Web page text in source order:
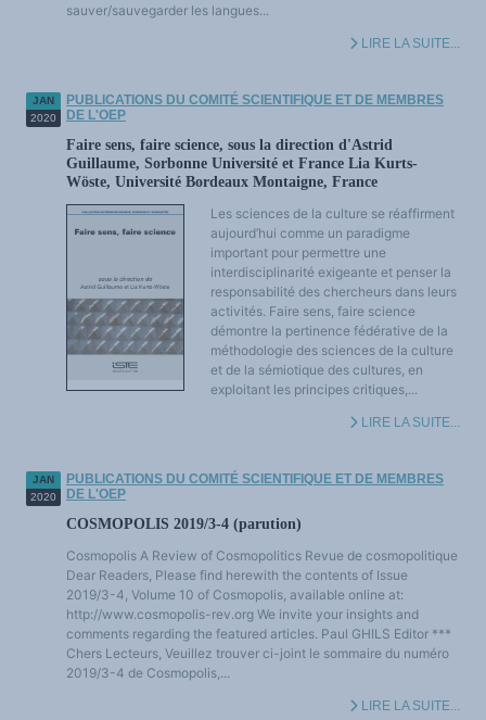
sauver/sauvegarder les langues...
LIRE LA SUITE...
JAN
2020
PUBLICATIONS DU COMITÉ SCIENTIFIQUE ET DE MEMBRES
DE L'OEP
Faire sens, faire science, sous la direction d'Astrid
Guillaume, Sorbonne Université et France Lia Kurts-
Wöste, Université Bordeaux Montaigne, France
Les sciences de la culture se réaffirment
aujourd’hui comme un paradigme
important pour permettre une
interdisciplinarité exigeante et penser la
responsabilité des chercheurs dans leurs
activités. Faire sens, faire science
démontre la pertinence fédérative de la
méthodologie des sciences de la culture
et de la sémiotique des cultures, en
exploitant les principes critiques,...
LIRE LA SUITE...
JAN
2020
PUBLICATIONS DU COMITÉ SCIENTIFIQUE ET DE MEMBRES
DE L'OEP
COSMOPOLIS 2019/3-4 (parution)
Cosmopolis A Review of Cosmopolitics Revue de cosmopolitique
Dear Readers, Please find herewith the contents of Issue
2019/3-4, Volume 10 of Cosmopolis, available online at:
http://www.cosmopolis-rev.org We invite your insights and
comments regarding the featured articles. Paul GHILS Editor ***
Chers Lecteurs, Veuillez trouver ci-joint le sommaire du numéro
2019/3-4 de Cosmopolis,...
LIRE LA SUITE...